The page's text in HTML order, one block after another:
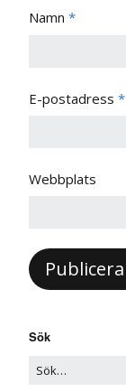
Namn *
E-postadress *
Webbplats
Sök